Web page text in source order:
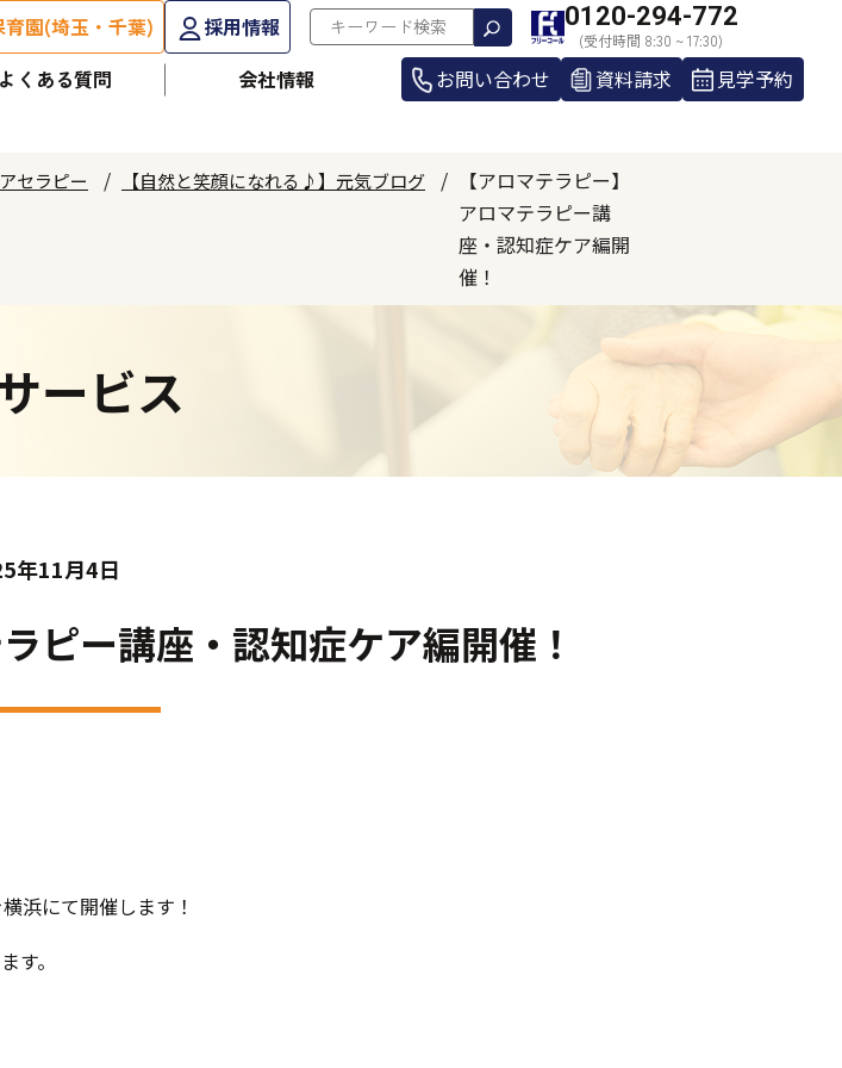
園(埼玉・千葉) 採用情報 0120-294-772
(受付時間 8:30 ~ 17:30)
よくある質問 会社情報 お問い合わせ 資料請求 見学予約
セラピー 【自然と笑顔になれる♪】元気ブログ
【アロマテラピー】
アロマテラピー講
座・認知症ケア編開
催！
ービス
年11月4日
ピー講座・認知症ケア編開催！
浜にて開催します！
す。